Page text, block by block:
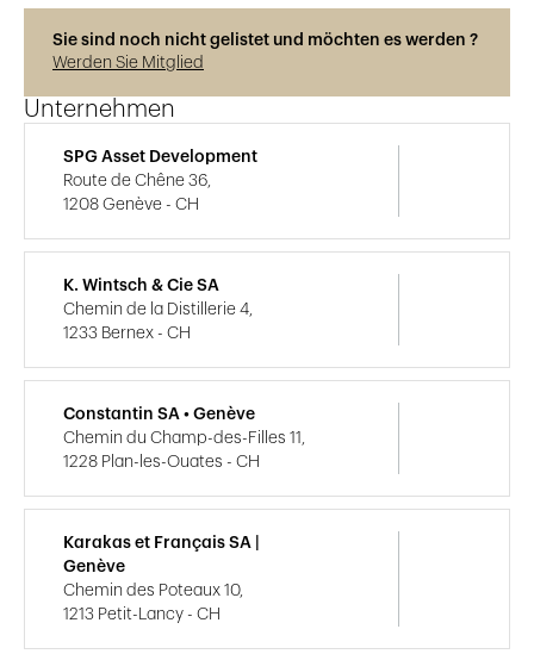
Sie sind noch nicht gelistet und möchten es werden ?
Werden Sie Mitglied
Unternehmen
SPG Asset Development
Route de Chêne 36,
1208 Genève - CH
K. Wintsch & Cie SA
Chemin de la Distillerie 4,
1233 Bernex - CH
Constantin SA • Genève
Chemin du Champ-des-Filles 11,
1228 Plan-les-Ouates - CH
Karakas et Français SA |
Genève
Chemin des Poteaux 10,
1213 Petit-Lancy - CH